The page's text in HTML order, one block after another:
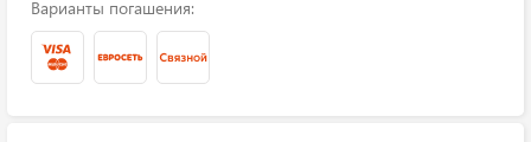
Варианты погашения: